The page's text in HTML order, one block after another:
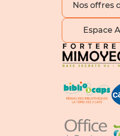
Nos offres
Espace